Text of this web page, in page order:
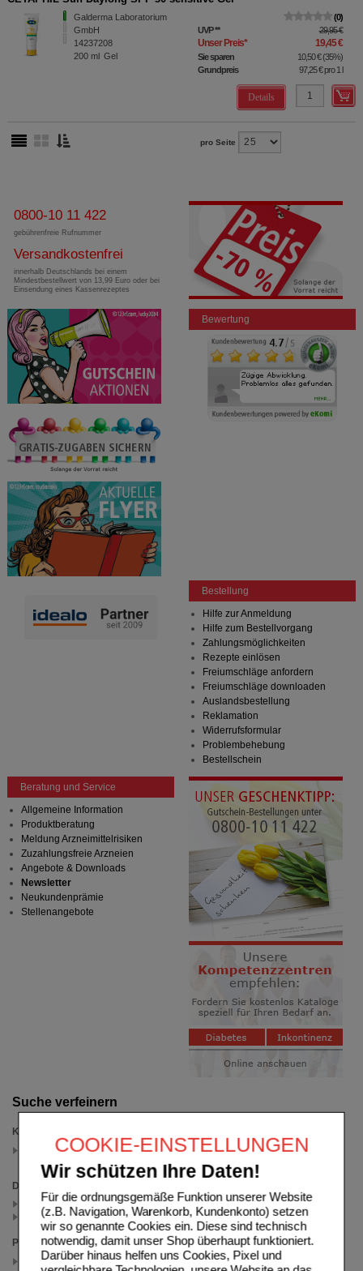
COOKIE-EINSTELLUNGEN
Wir schützen Ihre Daten!
Für die ordnungsgemäße Funktion unserer Website
(z.B. Navigation, Warenkorb, Kundenkonto) setzen
wir so genannte Cookies ein. Diese sind technisch
notwendig, damit unser Shop überhaupt funktioniert.
Darüber hinaus helfen uns Cookies, Pixel und
Suche verfeinern
Kategorien
Cetaphil Sun
Darreichungsform
Gel (1)
Lotion (2)
Packungsgröße
200 ml
Galderma Laboratorium
GmbH
14237208
200 ml Gel
0
UVP** 29,95 €
Unser Preis* 19,45 €
Sie sparen 10,50 €(35%)
Grundpreis
97,25 €pro 1 l
Details
pro Seite
0800-10 11 422
gebührenfreie Rufnummer
Versandkostenfrei
innerhalb Deutschlands bei einem
Mindestbestellwert von 13,99 Euro oder bei
Einsendung eines Kassenrezeptes
Bewertung
Bestellung
Hilfe zur Anmeldung
Hilfe zum Bestellvorgang
Zahlungsmöglichkeiten
Rezepte einlösen
Freiumschläge anfordern
Freiumschläge downloaden
Auslandsbestellung
Reklamation
Widerrufsformular
Problembehebung
Bestellschein
Beratung und Service
Allgemeine Information
Produktberatung
Meldung Arzneimittelrisiken
Zuzahlungsfreie Arzneien
Angebote & Downloads
Newsletter
Neukundenprämie
Stellenangebote